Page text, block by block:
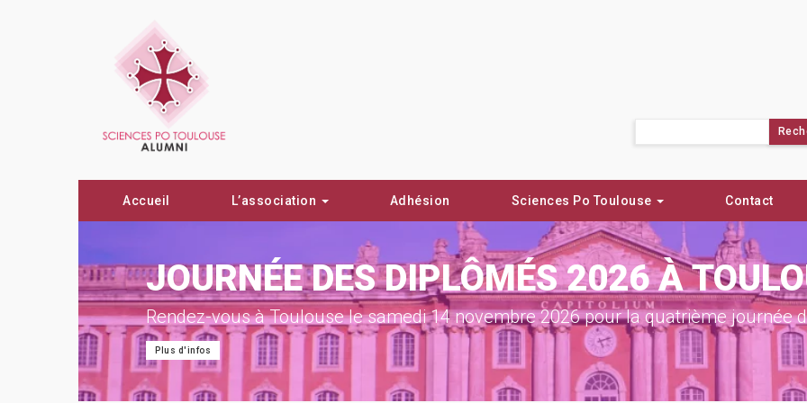
Accueil L’association Adhésion Sciences Po Toulouse Contact
JOURNÉE DES DIPLÔMÉS 2026 À
Rendez-vous à Toulouse le samedi 14 novembre 2026 pour la quatrième journée
Plus d'infos